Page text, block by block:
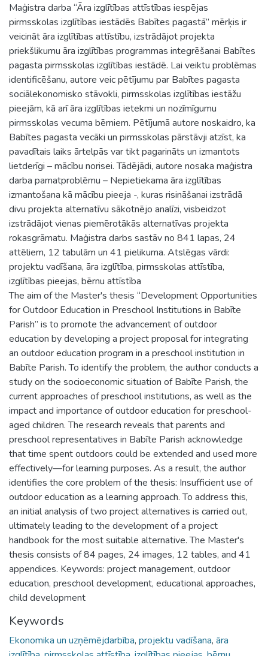
Maģistra darba “Āra izglītības attīstības iespējas
pirmsskolas izglītības iestādēs Babītes pagastā” mērķis ir
veicināt āra izglītības attīstību, izstrādājot projekta
priekšlikumu āra izglītības programmas integrēšanai Babītes
pagasta pirmsskolas izglītības iestādē. Lai veiktu problēmas
identificēšanu, autore veic pētījumu par Babītes pagasta
sociālekonomisko stāvokli, pirmsskolas izglītības iestāžu
pieejām, kā arī āra izglītības ietekmi un nozīmīgumu
pirmsskolas vecuma bērniem. Pētījumā autore noskaidro, ka
Babītes pagasta vecāki un pirmsskolas pārstāvji atzīst, ka
pavadītais laiks ārtelpās var tikt pagarināts un izmantots
lietderīgi – mācību norisei. Tādējādi, autore nosaka maģistra
darba pamatproblēmu – Nepietiekama āra izglītības
izmantošana kā mācību pieeja -, kuras risināšanai izstrādā
divu projekta alternatīvu sākotnējo analīzi, visbeidzot
izstrādājot vienas piemērotākās alternatīvas projekta
rokasgrāmatu. Maģistra darbs sastāv no 841 lapas, 24
attēliem, 12 tabulām un 41 pielikuma. Atslēgas vārdi:
projektu vadīšana, āra izglītība, pirmsskolas attīstība,
izglītības pieejas, bērnu attīstība
The aim of the Master's thesis “Development Opportunities
for Outdoor Education in Preschool Institutions in Babīte
Parish” is to promote the advancement of outdoor
education by developing a project proposal for integrating
an outdoor education program in a preschool institution in
Babīte Parish. To identify the problem, the author conducts a
study on the socioeconomic situation of Babīte Parish, the
current approaches of preschool institutions, as well as the
impact and importance of outdoor education for preschool-
aged children. The research reveals that parents and
preschool representatives in Babīte Parish acknowledge
that time spent outdoors could be extended and used more
effectively—for learning purposes. As a result, the author
identifies the core problem of the thesis: Insufficient use of
outdoor education as a learning approach. To address this,
an initial analysis of two project alternatives is carried out,
ultimately leading to the development of a project
handbook for the most suitable alternative. The Master's
thesis consists of 84 pages, 24 images, 12 tables, and 41
appendices. Keywords: project management, outdoor
education, preschool development, educational approaches,
child development
Keywords
Ekonomika un uzņēmējdarbība, projektu vadīšana, āra